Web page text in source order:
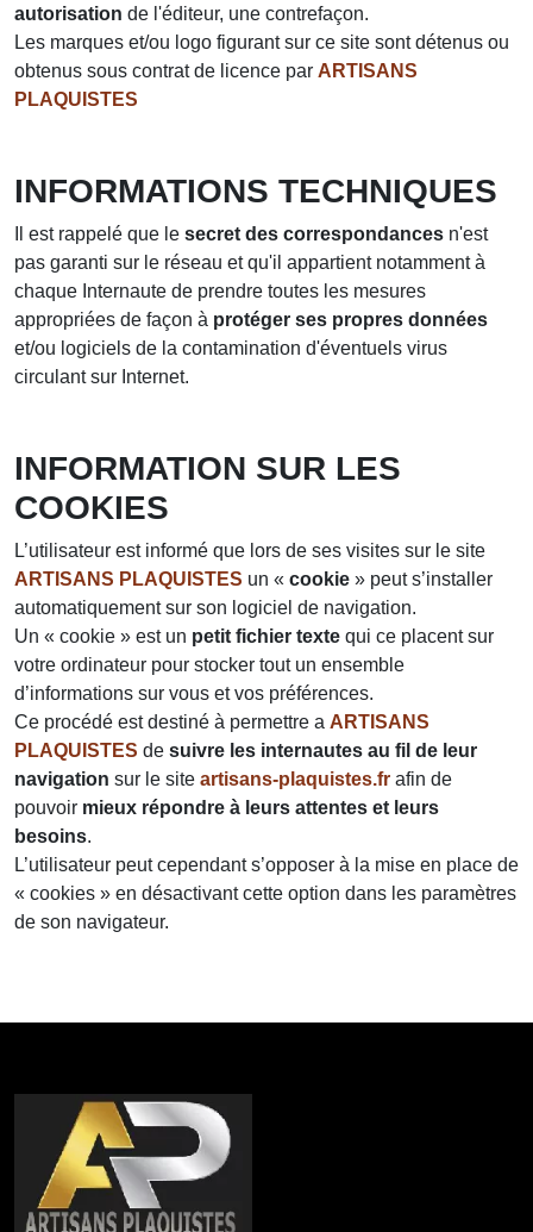
autorisation de l'éditeur, une contrefaçon.
Les marques et/ou logo figurant sur ce site sont détenus ou
obtenus sous contrat de licence par ARTISANS
PLAQUISTES
INFORMATIONS TECHNIQUES
Il est rappelé que le secret des correspondances n'est
pas garanti sur le réseau et qu'il appartient notamment à
chaque Internaute de prendre toutes les mesures
appropriées de façon à protéger ses propres données
et/ou logiciels de la contamination d'éventuels virus
circulant sur Internet.
INFORMATION SUR LES
COOKIES
L’utilisateur est informé que lors de ses visites sur le site
ARTISANS PLAQUISTES un « cookie » peut s’installer
automatiquement sur son logiciel de navigation.
Un « cookie » est un petit fichier texte qui ce placent sur
votre ordinateur pour stocker tout un ensemble
d’informations sur vous et vos préférences.
Ce procédé est destiné à permettre a ARTISANS
PLAQUISTES de suivre les internautes au fil de leur
navigation sur le site artisans-plaquistes.fr afin de
pouvoir mieux répondre à leurs attentes et leurs
besoins.
L’utilisateur peut cependant s’opposer à la mise en place de
« cookies » en désactivant cette option dans les paramètres
de son navigateur.